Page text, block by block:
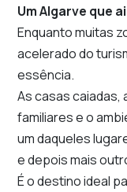
Um Algarve que
Enquanto muitas
acelerado do
essência.
As casas
familiares e o
um daqueles
e depois mais
É o destino ideal